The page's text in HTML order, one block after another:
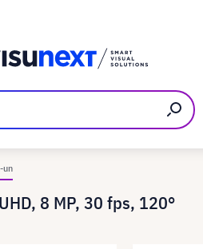
un
8 MP, 30 fps, 120°